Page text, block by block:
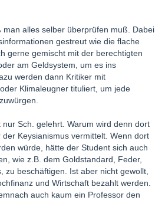
man alles selber überprüfen muß. Dabei
gestreut wie die flache
gerne gemischt mit der berechtigten
am Geldsystem, um es ins
werden dann Kritiker mit
Klimaleugner tituliert, um jede
Sch. gelehrt. Warum wird denn dort
Keysianismus vermittelt. Wenn dort
würde, hätte der Student sich auch
wie z.B. dem Goldstandard, Feder,
zu beschäftigen. Ist aber nicht gewollt,
und Wirtschaft bezahlt werden.
auch kaum ein Professor den